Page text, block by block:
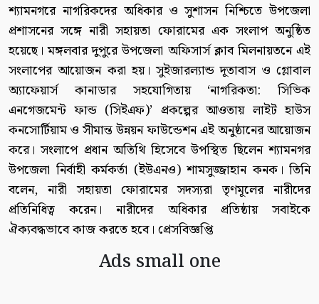
শ্যামনগরে নাগরিকদের অধিকার ও সুশাসন নিশ্চিতে উপজেলা
প্রশাসনের সঙ্গে নারী সহায়তা ফোরামের এক সংলাপ অনুষ্ঠিত
হয়েছে। মঙ্গলবার দুপুরে উপজেলা অফিসার্স ক্লাব মিলনায়তনে এই
সংলাপের আয়োজন করা হয়। সুইজারল্যান্ড দূতাবাস ও গ্লোবাল
অ্যাফেয়ার্স কানাডার সহযোগিতায় ‘নাগরিকতা: সিভিক
এনগেজমেন্ট ফান্ড (সিইএফ)’ প্রকল্পের আওতায় লাইট হাউস
কনসোর্টিয়াম ও সীমান্ত উন্নয়ন ফাউন্ডেশন এই অনুষ্ঠানের আয়োজন
করে। সংলাপে প্রধান অতিথি হিসেবে উপস্থিত ছিলেন শ্যামনগর
উপজেলা নির্বাহী কর্মকর্তা (ইউএনও) শামসুজ্জাহান কনক। তিনি
বলেন, নারী সহায়তা ফোরামের সদস্যরা তৃণমূলের নারীদের
প্রতিনিধিত্ব করেন। নারীদের অধিকার প্রতিষ্ঠায় সবাইকে
ঐক্যবদ্ধভাবে কাজ করতে হবে। প্রেসবিজ্ঞপ্তি
Ads small one